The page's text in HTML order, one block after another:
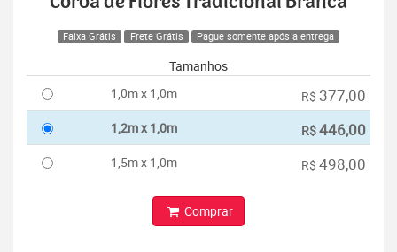
Faixa Grátis Frete Grátis Pague somente após a entrega
Tamanhos
1,0m x 1,0m
R$ 377,00
1,2m x 1,0m R$446,00
1,5m x 1,0m R$ 498,00
Comprar